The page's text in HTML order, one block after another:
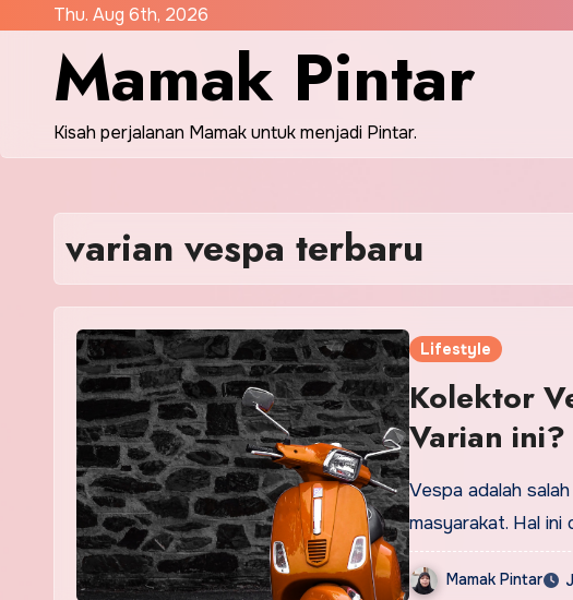
content
Thu. Aug 6th, 2026
Mamak Pintar
Kisah perjalanan Mamak untuk menjadi Pintar.
varian vespa terbaru
Lifestyle
Kolektor
Varian ini?
Vespa adalah
masyarakat. Hal ini
Mamak Pintar